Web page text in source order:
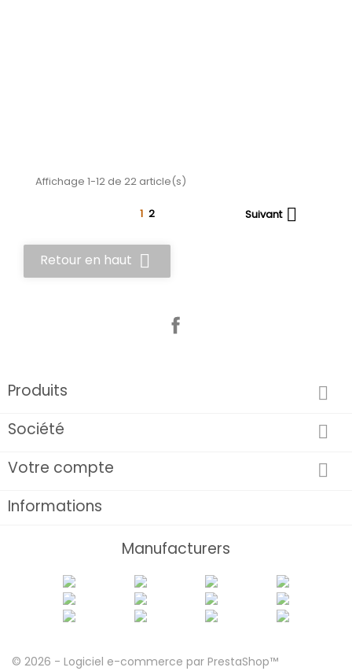
Affichage 1-12 de 22 article(s)
1 2 Suivant 
Retour en haut 
Produits 
Société 
Votre compte 
Informations
Manufacturers
© 2026 - Logiciel e-commerce par PrestaShop™